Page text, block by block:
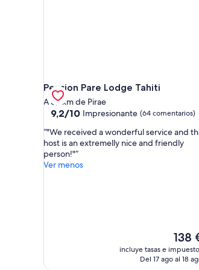
Pension Pare Lodge Tahiti
Pension Pare Lodge Tahiti
A 5,1 km de Pirae
9.2
10,
Impresionante,
(64 comentarios)
9,2/10 Impresionante (64 comentarios)
"We received a wonderful service and
host is an extremelly nice and friendly
person!"
Ver menos
El
precio
actual
138
incluye tasas e
Del 17 ago al 18